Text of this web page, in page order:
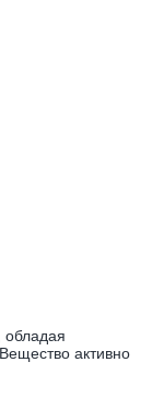
обладая
активно